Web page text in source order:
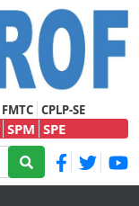
FMTC CPLP-SE
SPM SPE